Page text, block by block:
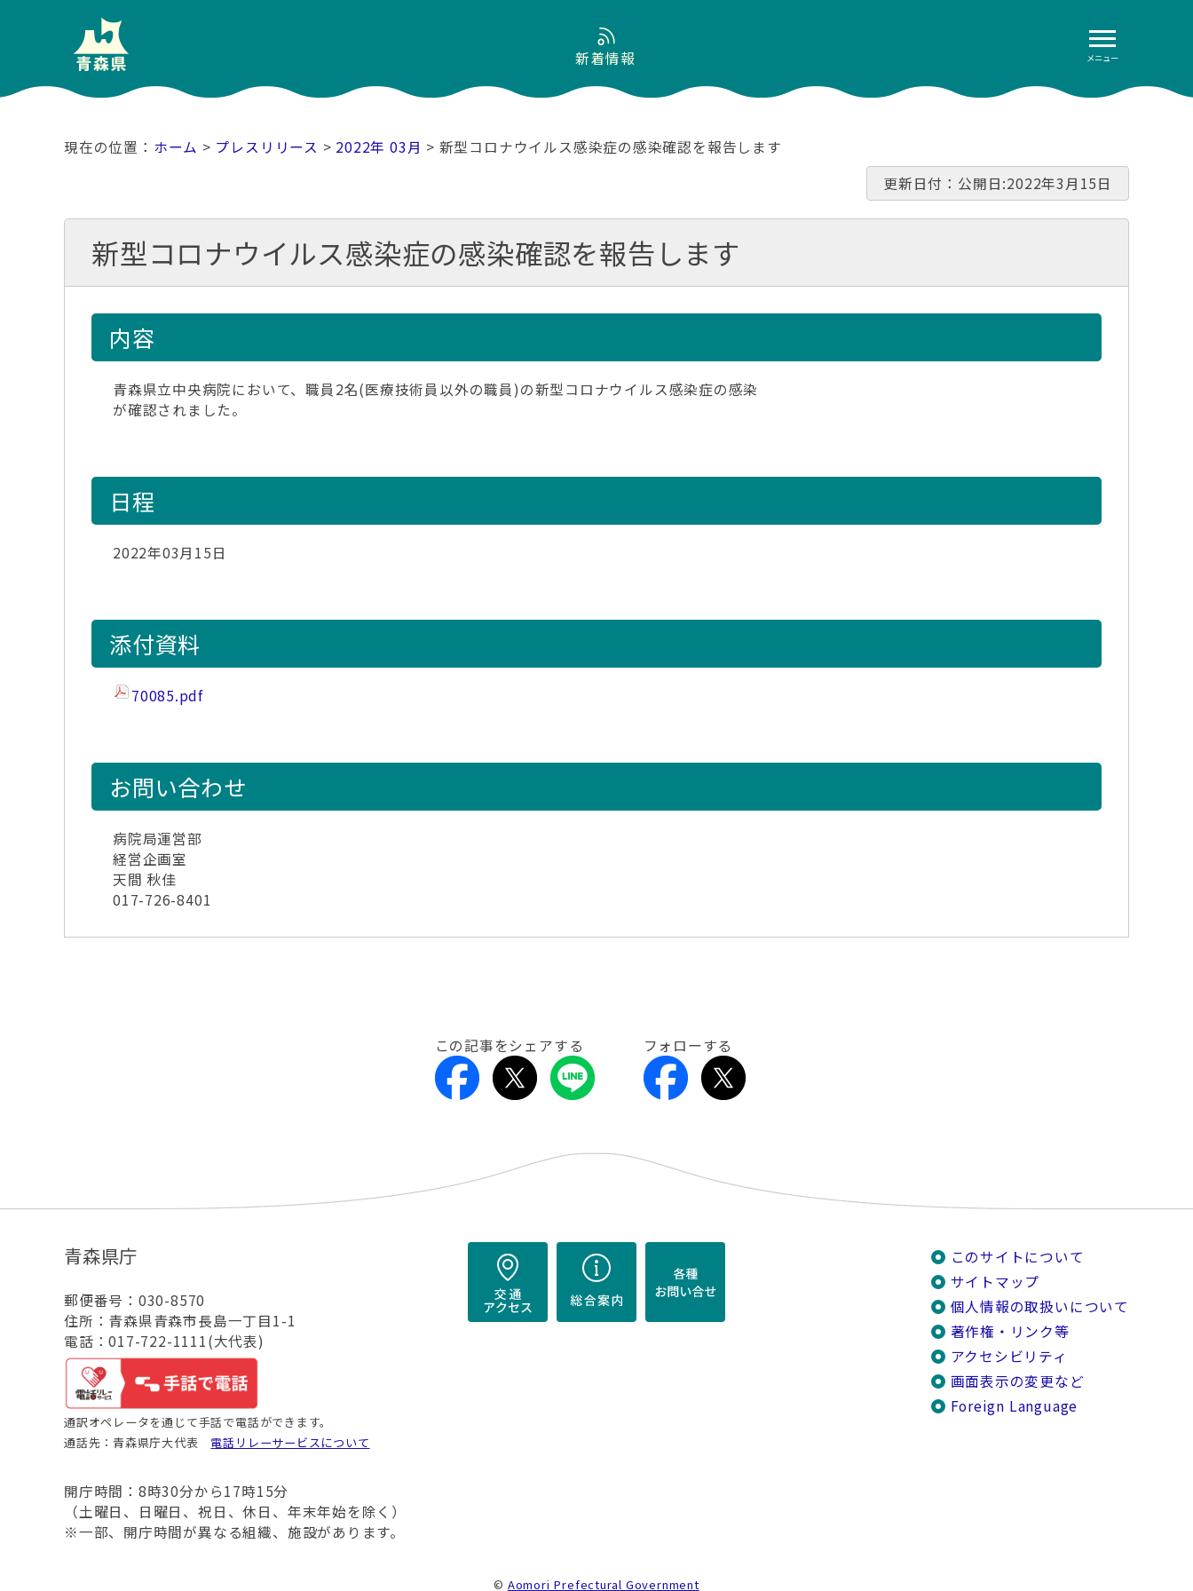
メニュー
新着情報
ホーム > プレスリリース > 2022年 03月 > 新型コロナウイルス感染症の感染確認を報告します
更新日付：公開日:2022年3月15日
新型コロナウイルス感染症の感染確認を報告します
内容
青森県立中央病院において、職員2名(医療技術員以外の職員)の新型コロナウイルス感染症の感染
が確認されました。
日程
2022年03月15日
添付資料
70085.pdf
お問い合わせ
病院局運営部
経営企画室
天間 秋佳
017-726-8401
この記事をシェアする フォローする
青森県庁
郵便番号：030-8570
住所：青森県青森市長島一丁目1-1
電話：017-722-1111(大代表)
通訳オペレータを通じて手話で電話ができます。
通話先：青森県庁大代表 電話リレーサービスについて
開庁時間：8時30分から17時15分
（土曜日、日曜日、祝日、休日、年末年始を除く）
※一部、開庁時間が異なる組織、施設があります。
このサイトについて
サイトマップ
個人情報の取扱いについて
著作権・リンク等
アクセシビリティ
画面表示の変更など
Foreign Language
© Aomori Prefectural Government